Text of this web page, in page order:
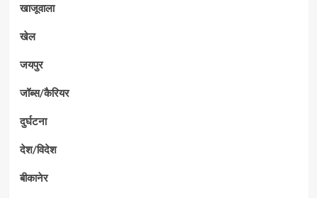
खाजूवाला
खेल
जयपुर
जॉब्स/कैरियर
दुर्घटना
देश/विदेश
बीकानेर